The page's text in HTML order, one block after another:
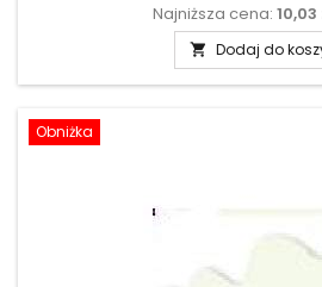
Najniższa cena: 10,03
 Dodaj do
Obniżka